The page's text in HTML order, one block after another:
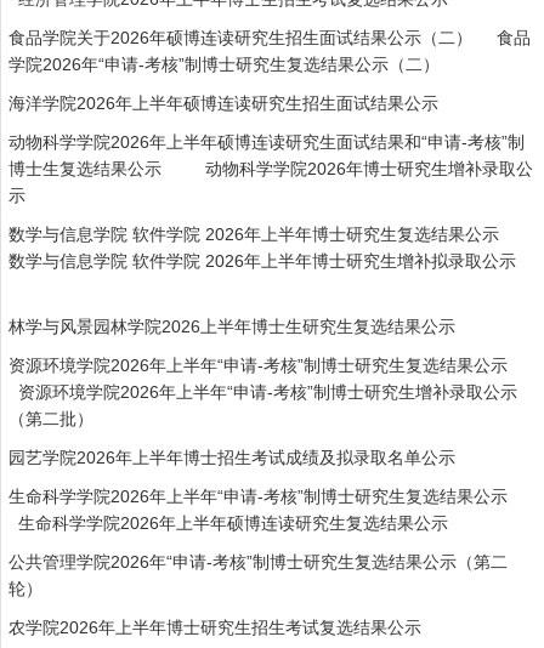
食品学院关于2026年硕博连读研究生招生面试结果公示（二）
食品
学院2026年“申请-考核”制博士研究生复选结果公示（二）
海洋学院2026年上半年硕博连读研究生招生面试结果公示
动物科学学院2026年上半年硕博连读研究生面试结果和“申请-考核”制
博士生复选结果公示
动物科学学院2026年博士研究生增补录取公
示
数学与信息学院 软件学院 2026年上半年博士研究生复选结果公示
数学与信息学院 软件学院 2026年上半年博士研究生增补拟录取公示
林学与风景园林学院2026上半年博士生研究生复选结果公示
资源环境学院2026年上半年“申请-考核”制博士研究生复选结果公示
资源环境学院2026年上半年“申请-考核”制博士研究生增补录取公示
（第二批）
园艺学院2026年上半年博士招生考试成绩及拟录取名单公示
生命科学学院2026年上半年“申请-考核”制博士研究生复选结果公示
生命科学学院2026年上半年硕博连读研究生复选结果公示
公共管理学院2026年“申请-考核”制博士研究生复选结果公示（第二
轮）
农学院2026年上半年博士研究生招生考试复选结果公示